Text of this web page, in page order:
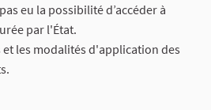
eu la possibilité d’accéder à
par l'État.
les modalités d'application des